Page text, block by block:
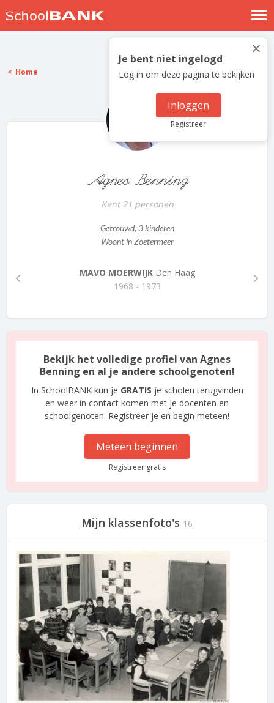
Nostalgische verhalen
Log in
Meld je gratis aan
×
Je bent niet ingelogd
Log in om deze pagina te bekijken
Inloggen
Registreer
Home
Agnes Benning
Kent 21 personen
Getrouwd, 3 kinderen
Woont in Zoetermeer
MAVO MOERWIJKDen Haag
1968 - 1973
Bekijk het volledige profiel van Agnes
Benning en al je andere schoolgenoten!
In SchoolBANK kun je GRATIS je scholen terugvinden
en weer in contact komen met je docenten en
schoolgenoten. Registreer je en begin meteen!
Meteen beginnen
Registreer gratis
Mijn klassenfoto's 16